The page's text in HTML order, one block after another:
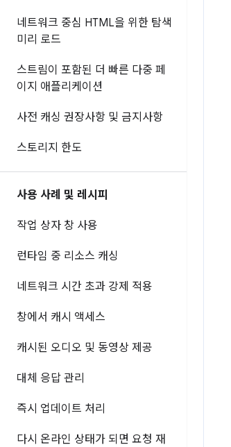
네트워크 중심 HTML을 위한 탐색
미리 로드
스트림이 포함된 더 빠른 다중 페
이지 애플리케이션
사전 캐싱 권장사항 및 금지사항
스토리지 한도
사용 사례 및 레시피
작업 상자 창 사용
런타임 중 리소스 캐싱
네트워크 시간 초과 강제 적용
창에서 캐시 액세스
캐시된 오디오 및 동영상 제공
대체 응답 관리
즉시 업데이트 처리
다시 온라인 상태가 되면 요청 재